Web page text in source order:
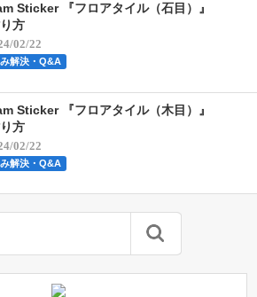
Sticker 『フロアタイル（石目）』
方
02/22
解決・Q&A
Sticker 『フロアタイル（木目）』
方
02/22
解決・Q&A